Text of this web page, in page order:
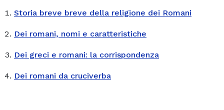
Storia breve breve della religione dei Romani
Dei romani, nomi e caratteristiche
Dei greci e romani: la corrispondenza
Dei romani da cruciverba